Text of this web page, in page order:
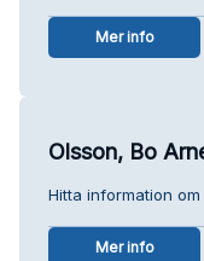
Mer info
Olsson, Bo
Hitta information
Mer info